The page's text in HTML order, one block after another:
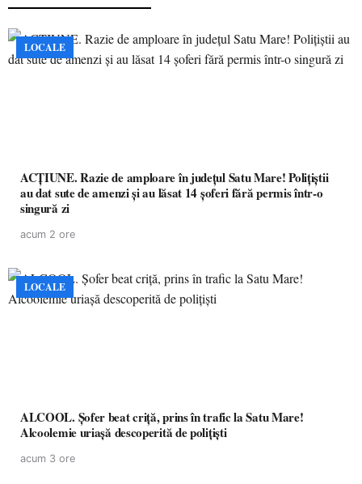
LOCALE
ACȚIUNE. Razie de amploare în județul Satu Mare! Polițiștii
au dat sute de amenzi și au lăsat 14 șoferi fără permis într-o
singură zi
acum 2 ore
LOCALE
ALCOOL. Șofer beat criță, prins în trafic la Satu Mare!
Alcoolemie uriașă descoperită de polițiști
acum 3 ore